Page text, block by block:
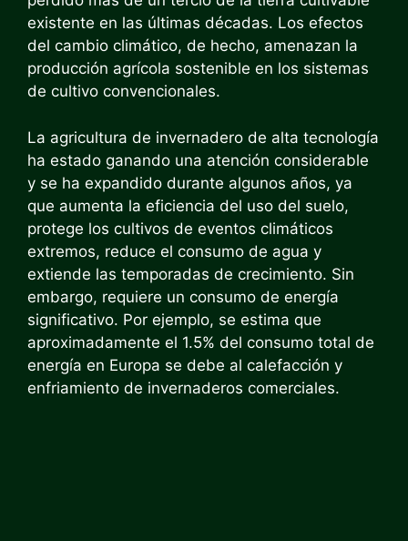
existente en las últimas décadas. Los efectos
del cambio climático, de hecho, amenazan la
producción agrícola sostenible en los sistemas
de cultivo convencionales.
La agricultura de invernadero de alta tecnología
ha estado ganando una atención considerable
y se ha expandido durante algunos años, ya
que aumenta la eficiencia del uso del suelo,
protege los cultivos de eventos climáticos
extremos, reduce el consumo de agua y
extiende las temporadas de crecimiento. Sin
embargo, requiere un consumo de energía
significativo. Por ejemplo, se estima que
aproximadamente el 1.5% del consumo total de
energía en Europa se debe al calefacción y
enfriamiento de invernaderos comerciales.